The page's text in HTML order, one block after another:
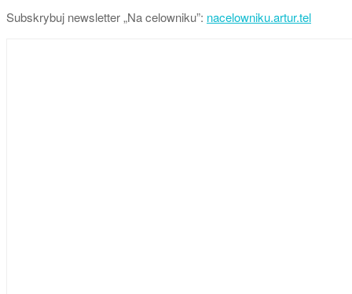
Subskrybuj newsletter „Na celowniku”: nacelowniku.artur.tel